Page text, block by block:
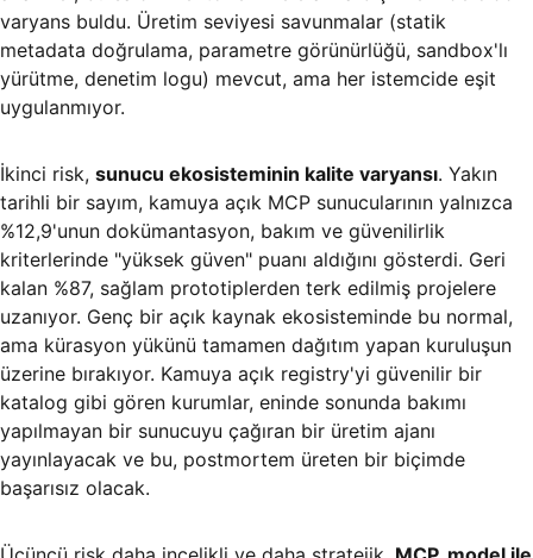
varyans buldu. Üretim seviyesi savunmalar (statik
metadata doğrulama, parametre görünürlüğü, sandbox'lı
yürütme, denetim logu) mevcut, ama her istemcide eşit
uygulanmıyor.
İkinci risk, sunucu ekosisteminin kalite varyansı. Yakın
tarihli bir sayım, kamuya açık MCP sunucularının yalnızca
%12,9'unun dokümantasyon, bakım ve güvenilirlik
kriterlerinde "yüksek güven" puanı aldığını gösterdi. Geri
kalan %87, sağlam prototiplerden terk edilmiş projelere
uzanıyor. Genç bir açık kaynak ekosisteminde bu normal,
ama kürasyon yükünü tamamen dağıtım yapan kuruluşun
üzerine bırakıyor. Kamuya açık registry'yi güvenilir bir
katalog gibi gören kurumlar, eninde sonunda bakımı
yapılmayan bir sunucuyu çağıran bir üretim ajanı
yayınlayacak ve bu, postmortem üreten bir biçimde
başarısız olacak.